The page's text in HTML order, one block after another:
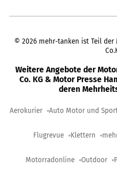
© 2026 mehr-tanken ist Teil der
Weitere Angebote der
Co. KG & Motor Presse
deren
Aerokurier Auto Motor und
Flugrevue Klettern
Motorradonline Outdoor